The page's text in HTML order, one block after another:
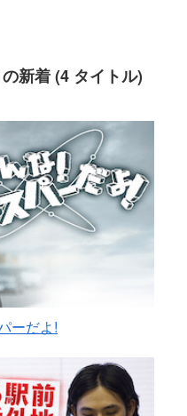
新着 (4 タイトル)
ーだよ!